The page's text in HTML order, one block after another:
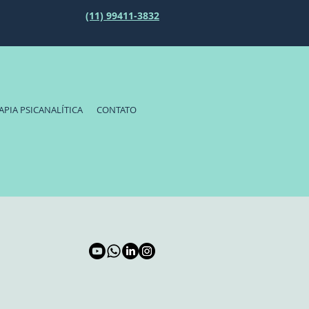
(11) 99411-3832
PSICANALÍTICA CONTATO